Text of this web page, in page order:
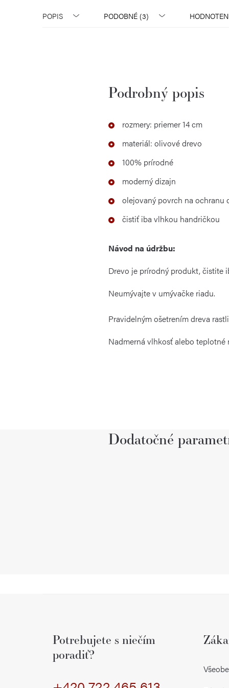
POPIS PODOBNÉ (3)
Podrobný popis
rozmery: priemer 14 cm
materiál: olivové drevo
100% prírodné
moderný dizajn
olejovaný povrch na ochranu
čistiť iba vlhkou handričkou
Návod na údržbu:
Drevo je prírodný produkt, čistite
Neumývajte v umývačke riadu.
Pravidelným ošetrením dreva
Nadmerná vlhkosť alebo teplotné
Dodatočné
Potrebujete s niečím
poradiť?